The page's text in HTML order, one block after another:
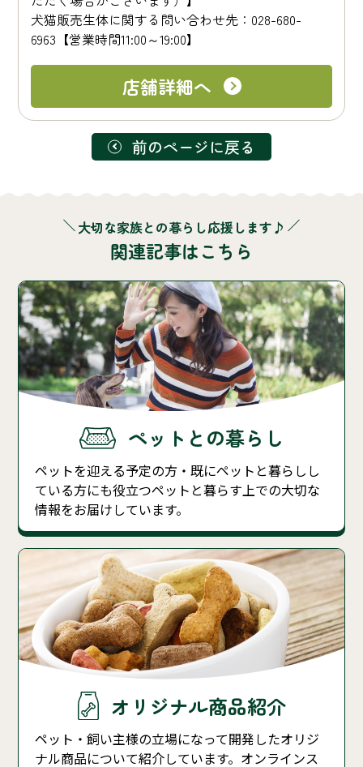
犬猫販売生体に関する問い合わせ先：028-680-
6963【営業時間11:00～19:00】
店舗詳細へ
前のページに戻る
大切な家族との暮らし応援します♪
関連記事はこちら
ペットとの暮らし
ペットを迎える予定の方・既にペットと暮らしし
ている方にも役立つペットと暮らす上での大切な
情報をお届けしています。
オリジナル商品紹介
ペット・飼い主様の立場になって開発したオリジ
ナル商品について紹介しています。オンラインス